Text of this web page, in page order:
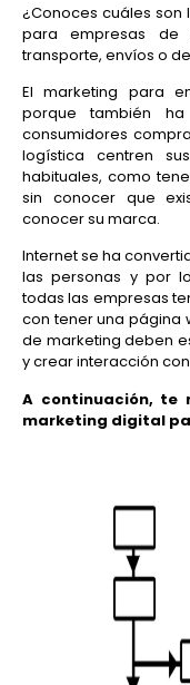
¿Conoces cuáles
para empresas de
transporte, envíos o
El marketing para
porque también
consumidores
logística centren
habituales, como
sin conocer que
conocer su marca.
Internet se ha
las personas y por
todas las empresas
con tener una página
de marketing deben
y crear interacción
A continuación, te
marketing digital